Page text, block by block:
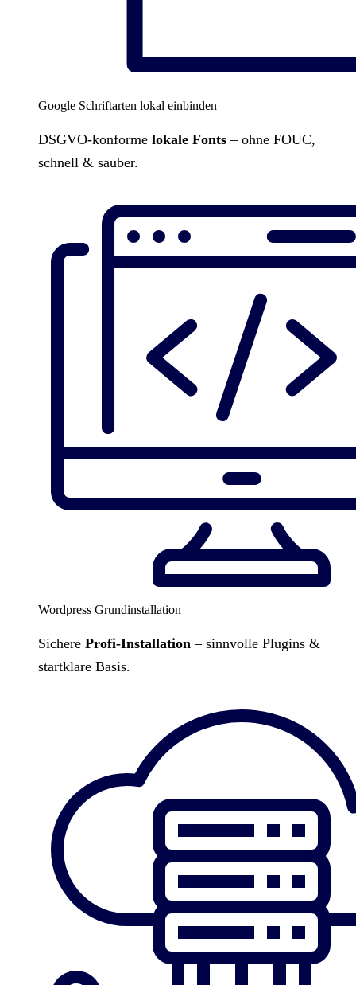
Google Schriftarten lokal einbinden
DSGVO-konforme lokale Fonts – ohne FOUC,
schnell & sauber.
Wordpress Grundinstallation
Sichere Profi-Installation – sinnvolle Plugins &
startklare Basis.